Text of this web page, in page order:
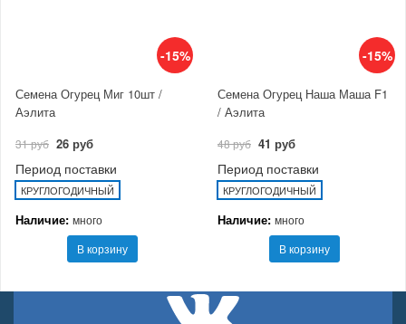
-15%
Семена Огурец Миг 10шт /
Аэлита
31 руб 26 руб
Период поставки
КРУГЛОГОДИЧНЫЙ
Наличие: много
В корзину
-15%
Семена Огурец Наша Маша F1
/ Аэлита
48 руб 41 руб
Период поставки
КРУГЛОГОДИЧНЫЙ
Наличие: много
В корзину